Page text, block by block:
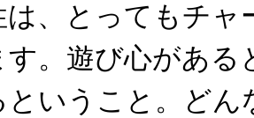
は、とってもチャ
す。遊び心がある
いうこと。どん